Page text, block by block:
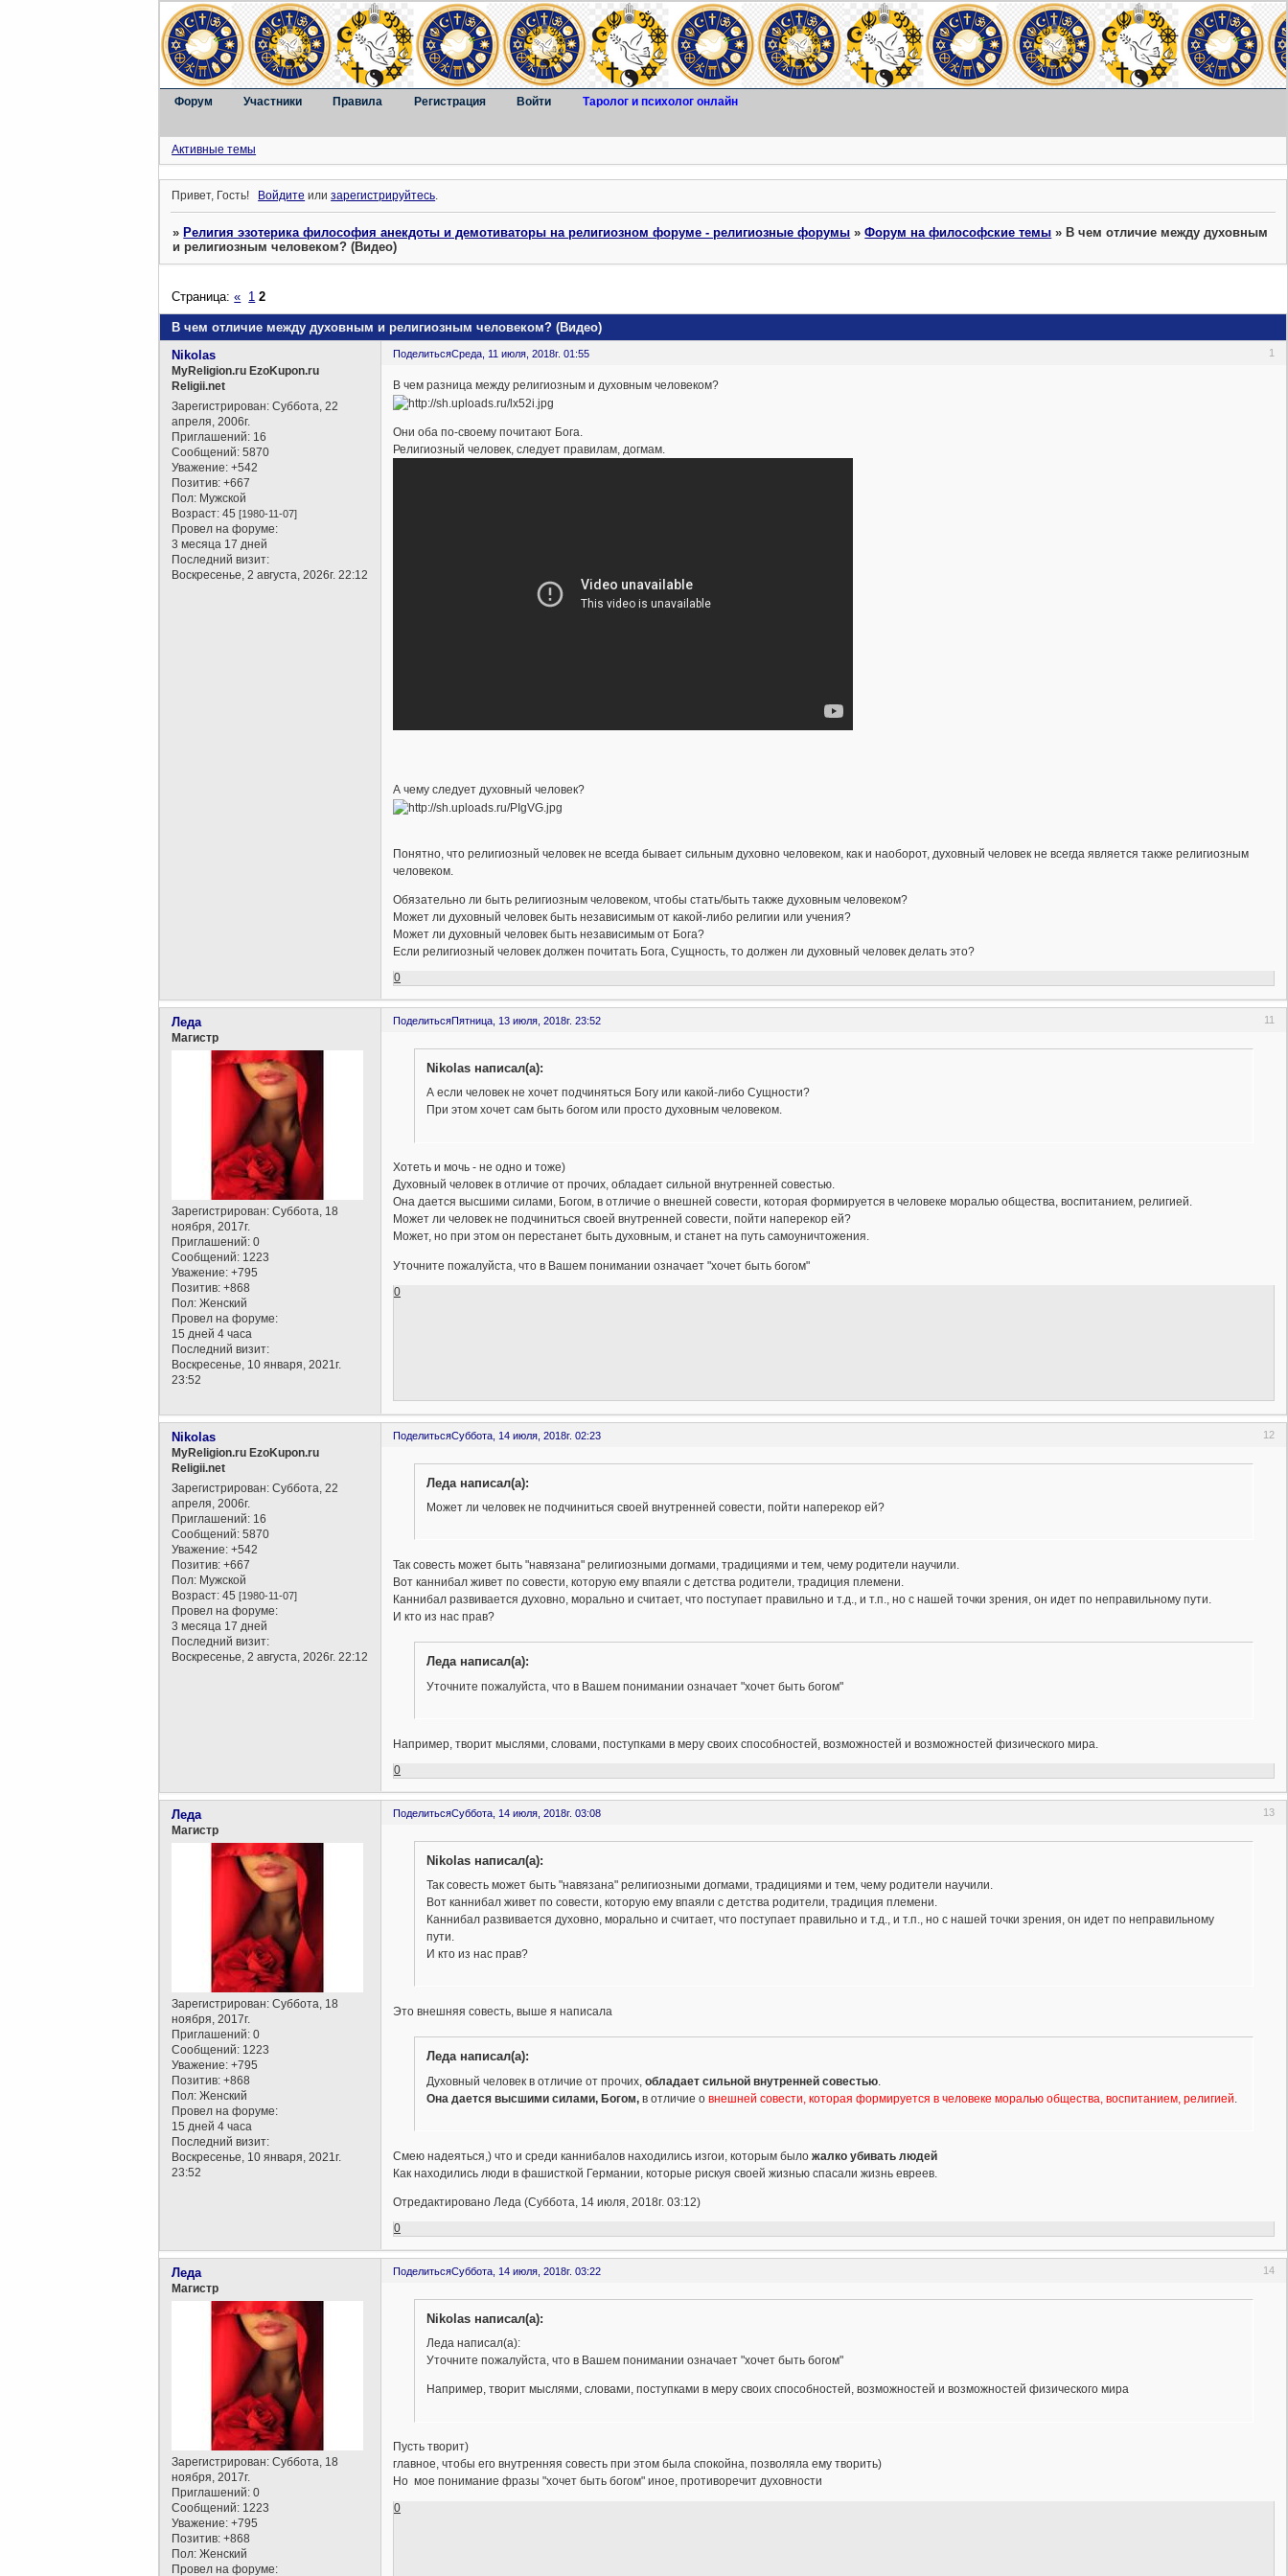
Форум Участники Правила Регистрация Войти Таролог и психолог онлайн
Активные темы
Привет, Гость! Войдите илизарегистрируйтесь.
»Религия эзотерика философия анекдоты и демотиваторы на религиозном форуме - религиозные форумы »Форум на философские темы »В чем отличие между духовным
и религиозным человеком? (Видео)
В чем отличие между духовным и религиозным человеком? (Видео)
Страница:« 1 2
Поделиться 1
Среда, 11 июля, 2018г. 01:55
Nikolas
MyReligion.ru EzoKupon.ru
Religii.net
Зарегистрирован: Суббота, 22
апреля, 2006г.
Приглашений: 16
Сообщений: 5870
Уважение: +542
Позитив: +667
Пол: Мужской
Возраст: 45[1980-11-07]
Провел на форуме:
3 месяца 17 дней
Последний визит:
Воскресенье, 2 августа, 2026г. 22:12
В чем разница между религиозным и духовным человеком?
Они оба по-своему почитают Бога.
Религиозный человек, следует правилам, догмам.
А чему следует духовный человек?
Понятно, что религиозный человек не всегда бывает сильным духовно человеком, как и наоборот, духовный человек не всегда является также религиозным
человеком.
Обязательно ли быть религиозным человеком, чтобы стать/быть также духовным человеком?
Может ли духовный человек быть независимым от какой-либо религии или учения?
Может ли духовный человек быть независимым от Бога?
Если религиозный человек должен почитать Бога, Сущность, то должен ли духовный человек делать это?
0
Поделиться 11
Пятница, 13 июля, 2018г. 23:52
Леда
Магистр
Зарегистрирован: Суббота, 18
ноября, 2017г.
Приглашений: 0
Сообщений: 1223
Уважение: +795
Позитив: +868
Пол: Женский
Провел на форуме:
15 дней 4 часа
Последний визит:
Воскресенье, 10 января, 2021г.
23:52
Nikolas написал(а):
А если человек не хочет подчиняться Богу или какой-либо Сущности?
При этом хочет сам быть богом или просто духовным человеком.
Хотеть и мочь - не одно и тоже)
Духовный человек в отличие от прочих, обладает сильной внутренней совестью.
Она дается высшими силами, Богом, в отличие о внешней совести, которая формируется в человеке моралью общества, воспитанием, религией.
Может ли человек не подчиниться своей внутренней совести, пойти наперекор ей?
Может, но при этом он перестанет быть духовным, и станет на путь самоуничтожения.
Уточните пожалуйста, что в Вашем понимании означает "хочет быть богом"
0
Поделиться 12
Суббота, 14 июля, 2018г. 02:23
Nikolas
MyReligion.ru EzoKupon.ru
Religii.net
Зарегистрирован: Суббота, 22
апреля, 2006г.
Приглашений: 16
Сообщений: 5870
Уважение: +542
Позитив: +667
Пол: Мужской
Возраст: 45[1980-11-07]
Провел на форуме:
3 месяца 17 дней
Последний визит:
Воскресенье, 2 августа, 2026г. 22:12
Леда написал(а):
Может ли человек не подчиниться своей внутренней совести, пойти наперекор ей?
Так совесть может быть "навязана" религиозными догмами, традициями и тем, чему родители научили.
Вот каннибал живет по совести, которую ему впаяли с детства родители, традиция племени.
Каннибал развивается духовно, морально и считает, что поступает правильно и т.д., и т.п., но с нашей точки зрения, он идет по неправильному пути.
И кто из нас прав?
Леда написал(а):
Уточните пожалуйста, что в Вашем понимании означает "хочет быть богом"
Например, творит мыслями, словами, поступками в меру своих способностей, возможностей и возможностей физического мира.
0
Поделиться 13
Суббота, 14 июля, 2018г. 03:08
Леда
Магистр
Зарегистрирован: Суббота, 18
ноября, 2017г.
Приглашений: 0
Сообщений: 1223
Уважение: +795
Позитив: +868
Пол: Женский
Провел на форуме:
15 дней 4 часа
Последний визит:
Воскресенье, 10 января, 2021г.
23:52
Nikolas написал(а):
Так совесть может быть "навязана" религиозными догмами, традициями и тем, чему родители научили.
Вот каннибал живет по совести, которую ему впаяли с детства родители, традиция племени.
Каннибал развивается духовно, морально и считает, что поступает правильно и т.д., и т.п., но с нашей точки зрения, он идет по неправильному
пути.
И кто из нас прав?
Это внешняя совесть, выше я написала
Леда написал(а):
Духовный человек в отличие от прочих, обладает сильной внутренней совестью.
Она дается высшими силами, Богом,в отличие о внешней совести, которая формируется в человеке моралью общества, воспитанием, религией
Смею надеяться,) что и среди каннибалов находились изгои, которым было жалко убивать людей
Как находились люди в фашисткой Германии, которые рискуя своей жизнью спасали жизнь евреев.
Отредактировано Леда (Суббота, 14 июля, 2018г. 03:12)
0
Поделиться 14
Суббота, 14 июля, 2018г. 03:22
Леда
Магистр
Зарегистрирован: Суббота, 18
ноября, 2017г.
Приглашений: 0
Сообщений: 1223
Уважение: +795
Позитив: +868
Пол: Женский
Провел на форуме:
Nikolas написал(а):
Леда написал(а):
Уточните пожалуйста, что в Вашем понимании означает "хочет быть богом"
Например, творит мыслями, словами, поступками в меру своих способностей, возможностей и возможностей физического мира
Пусть творит)
главное, чтобы его внутренняя совесть при этом была спокойна, позволяла ему творить)
Но мое понимание фразы "хочет быть богом" иное, противоречит духовности
0